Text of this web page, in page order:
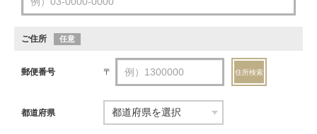
ご住所 任意
郵便番号 〒 住所検索
都道府県